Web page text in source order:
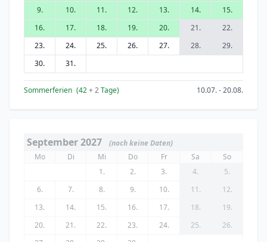
9.
10. 11. 12. 13. 14.
15.
16.
17. 18. 19. 20. 21.
22.
23.
24. 25. 26. 27. 28.
29.
30.
31.
Sommerferien (42+ 2Tage) 10.07. - 20.08.
September 2027
(noch keine Daten)
Mo
Di Mi Do Fr Sa
So
1.
2. 3. 4.
5.
6.
7. 8. 9. 10. 11.
12.
13.
14. 15. 16. 17. 18.
19.
20.
21. 22. 23. 24. 25.
26.